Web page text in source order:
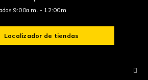
9:00a.m. - 12:00m
Localizador de tiendas
+